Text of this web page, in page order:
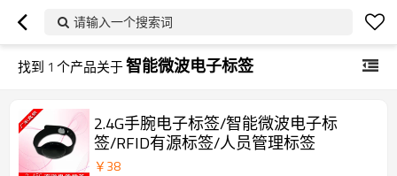
请输入一个搜索词
找到 1 个产品关于智能微波电子标签
2.4G手腕电子标签/智能微波电子标
签/RFID有源标签/人员管理标签
￥38